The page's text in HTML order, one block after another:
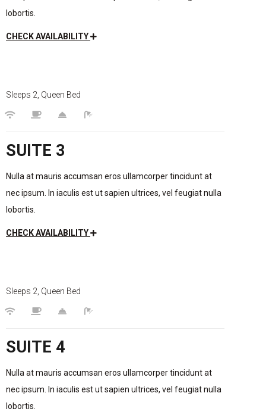
lobortis.
CHECK AVAILABILITY
Sleeps 2, Queen Bed
SUITE 3
Nulla at mauris accumsan eros ullamcorper tincidunt at
nec ipsum. In iaculis est ut sapien ultrices, vel feugiat nulla
lobortis.
CHECK AVAILABILITY
Sleeps 2, Queen Bed
SUITE 4
Nulla at mauris accumsan eros ullamcorper tincidunt at
nec ipsum. In iaculis est ut sapien ultrices, vel feugiat nulla
lobortis.